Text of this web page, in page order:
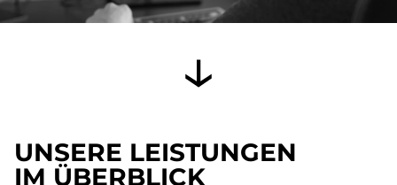
UNSERE LEISTUNGEN
IM ÜBERBLICK